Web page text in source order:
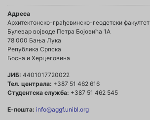
Адреса
Архитектонско-грађевинско-геодетски факултет
Булевар војводе Петра Бојовића 1A
78 000 Бања Лука
Република Српска
Босна и Херцеговина
ЈИБ: 4401017720022
Тел. централа: +387 51 462 616
Студентска служба: +387 51 462 545
Е-пошта: info@aggf.unibl.org